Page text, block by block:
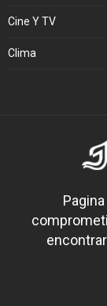
Cine Y TV
Clima